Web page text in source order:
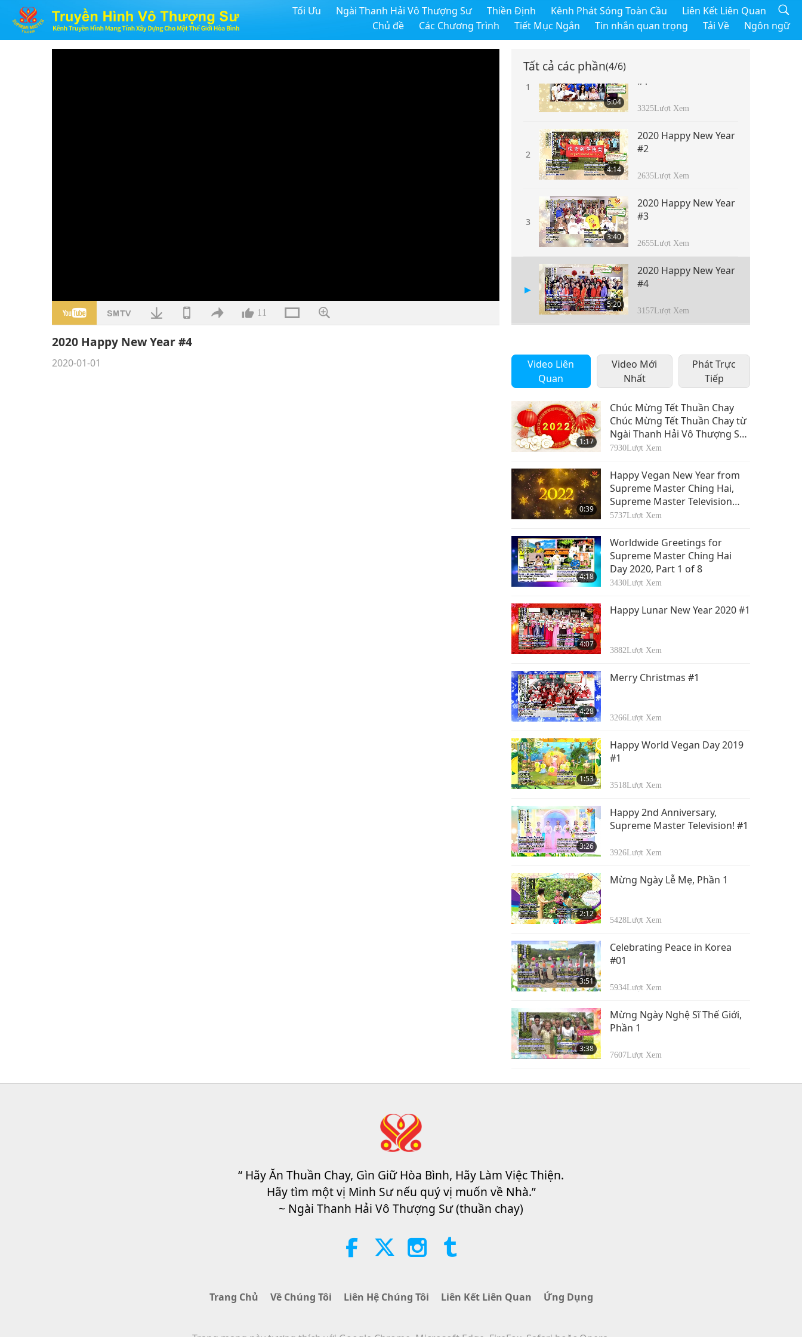
Tối Ưu Ngài Thanh Hải Vô Thượng Sư Thiền Định Kênh Phát Sóng Toàn Cầu
Liên Kết Liên Quan
Chủ đề
Các Chương Trình Tiết Mục Ngắn Tin nhắn quan trọng Tải Về Ngôn ngữ
11
2020 Happy New Year #4
2020-01-01
Tất cả các phần(4/6)
1
5:04
#1
3325Lượt Xem
2
4:14
2020 Happy New Year
#2
2635Lượt Xem
3
3:40
2020 Happy New Year
#3
2655Lượt Xem
5:20
2020 Happy New Year
#4
3157Lượt Xem
5
2254
6
3:30
2020 Happy New Year
#6
2376Lượt Xem
Video Liên
Quan
Video Mới
Nhất
Phát Trực
Tiếp
1:17
Chúc Mừng Tết Thuần Chay
Chúc Mừng Tết Thuần Chay từ
Ngài Thanh Hải Vô Thượng Sư,
đội ngũ Truyền Hình Vô
Quốc Tế Thanh Hải Vô Thượng
Sư (tất cả đều là người thuần
chay).
7930Lượt Xem
0:39
Happy Vegan New Year from
Supreme Master Ching Hai,
Supreme Master Television
Team and Association
5737Lượt Xem
4:18
Worldwide Greetings for
Supreme Master Ching Hai
Day 2020, Part 1 of 8
3430Lượt Xem
4:07
Happy Lunar New Year 2020 #1
3882Lượt Xem
4:28
Merry Christmas #1
3266Lượt Xem
1:53
Happy World Vegan Day 2019
#1
3518Lượt Xem
3:26
Happy 2nd Anniversary,
Supreme Master Television! #1
3926Lượt Xem
2:12
Mừng Ngày Lễ Mẹ, Phần 1
5428Lượt Xem
3:51
Celebrating Peace in Korea
#01
5934Lượt Xem
3:38
Mừng Ngày Nghệ Sĩ Thế Giới,
Phần 1
7607Lượt Xem
“ Hãy Ăn Thuần Chay, Gìn Giữ Hòa Bình, Hãy Làm Việc Thiện.
Hãy tìm một vị Minh Sư nếu quý vị muốn về Nhà.”
~ Ngài Thanh Hải Vô Thượng Sư (thuần chay)
Trang Chủ Về Chúng Tôi Liên Hệ Chúng Tôi Liên Kết Liên Quan Ứng Dụng